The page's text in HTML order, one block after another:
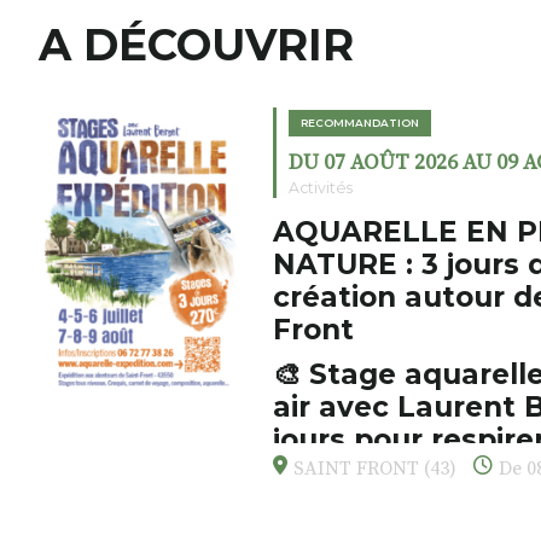
A DÉCOUVRIR
RECOMMANDATION
DU 07 AOÛT 2026 AU 09
Activités
AQUARELLE EN
NATURE : 3 jours
création autour
Front
🎨 Stage
air avec Laurent
jours pour
s’émerveiller
SAINT FRONT (43) De